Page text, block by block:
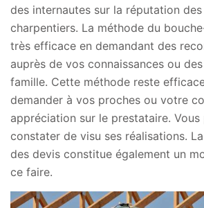
des internautes sur la réputation
charpentiers. La méthode du
très efficace en demandant des
auprès de vos connaissances ou
famille. Cette méthode reste
demander à vos proches ou votre
appréciation sur le prestataire. Vous
constater de visu ses réalisations.
des devis constitue également un
ce faire.